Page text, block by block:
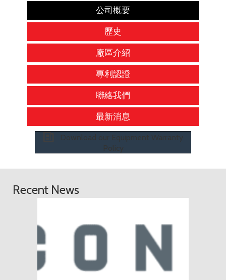
公司概要
歷史
廠區介紹
專利認證
聯絡我們
最新消息
Download our Equipment Warranty
Policy
Recent News